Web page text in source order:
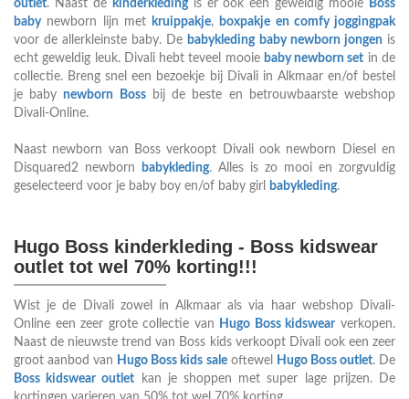
outlet. Naast de kinderkledingis er ook een geweldig mooie
Boss
babynewborn lijn met kruippakje, boxpakje en comfy joggingpak
voor de allerkleinste baby. De babykleding baby newborn jongen is
echt geweldig leuk. Divali hebt teveel mooie baby newborn set in de
collectie. Breng snel een bezoekje bij Divali in Alkmaar en/of bestel
je babynewborn Bossbij de beste en betrouwbaarste webshop
Divali-Online.
Naast newborn van Boss verkoopt Divali ook newborn Diesel en
Disquared2 newborn
babykleding. Alles is zo mooi en zorgvuldig
geselecteerd voor je baby boy en/of baby girl
babykleding.
Hugo Boss kinderkleding - Boss kidswear
outlet tot wel 70% korting!!!
Wist je de Divali zowel in Alkmaar als via haar webshop Divali-
Online een zeer grote collectie van
Hugo Boss kidswearverkopen.
Naast de nieuwste trend van Boss kids verkoopt Divali ook een zeer
groot aanbod van Hugo Boss kids saleoftewel Hugo Boss outlet. De
Boss kidswear outlet kan je shoppen met super lage prijzen. De